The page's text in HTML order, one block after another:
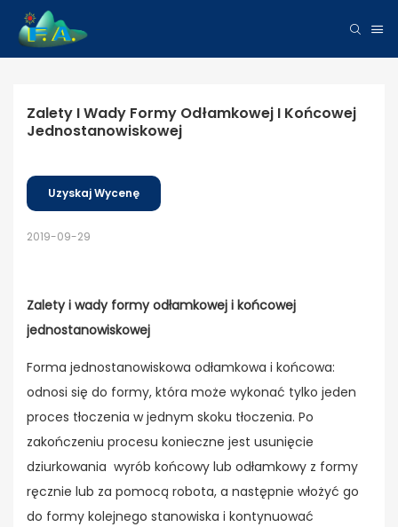
Zalety I Wady Formy Odłamkowej I Końcowej
Jednostanowiskowej
Uzyskaj Wycenę
2019-09-29
Zalety i wady formy odłamkowej i końcowej
jednostanowiskowej
Forma jednostanowiskowa odłamkowa i końcowa:
odnosi się do formy, która może wykonać tylko jeden
proces tłoczenia w jednym skoku tłoczenia. Po
zakończeniu procesu konieczne jest usunięcie
dziurkowania wyrób końcowy lub odłamkowy z formy
ręcznie lub za pomocą robota, a następnie włożyć go
do formy kolejnego stanowiska i kontynuować